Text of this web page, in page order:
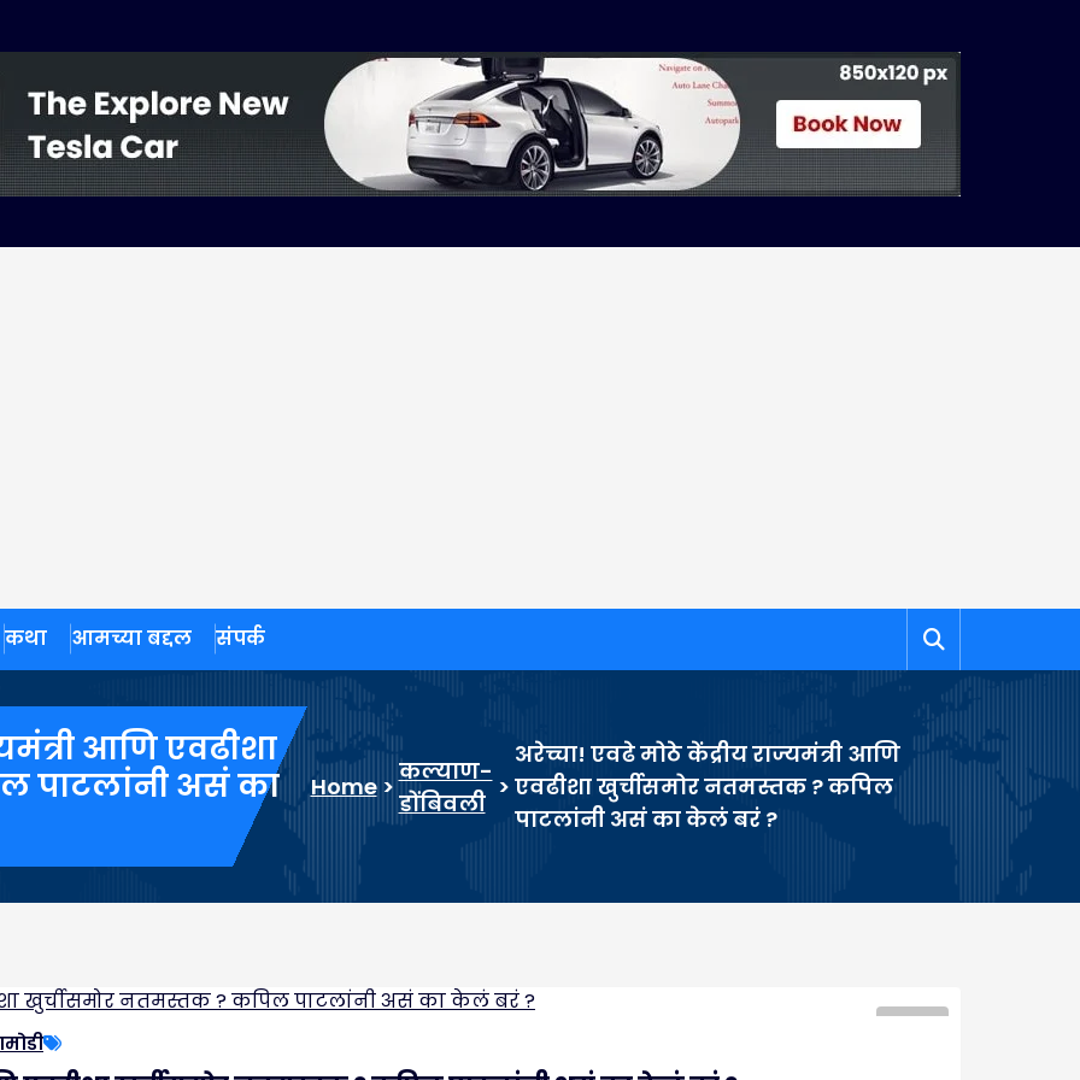
कथा आमच्या बद्दल संपर्क
आणि एवढीशा
पाटलांनी असं का
Home>
कल्याण-
डोंबिवली
>
अरेच्चा! एवढे मोठे केंद्रीय राज्यमंत्री आणि
एवढीशा खुर्चीसमोर नतमस्तक ? कपिल
पाटलांनी असं का केलं बरं ?